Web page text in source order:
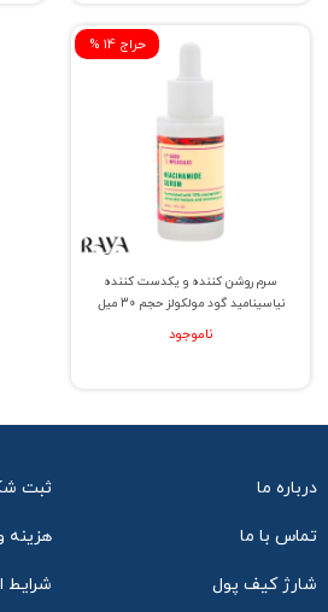
% حراج 14
سرم روشن کننده و یکدست کننده
نیاسینامید گود مولکولز حجم 30 میل
ناموجود
درباره ما ثبت
تماس با ما هزینه
شارژ کیف پول شرایط